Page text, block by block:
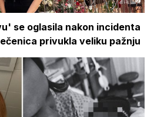
se oglasila nakon incidenta
privukla veliku pažnju